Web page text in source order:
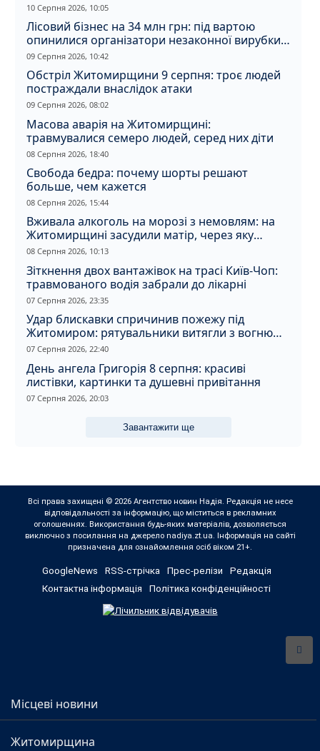
10 Серпня 2026, 10:05
Лісовий бізнес на 34 млн грн: під вартою
опинилися організатори незаконної вирубки
на Житомирщині
09 Серпня 2026, 10:42
Обстріл Житомирщини 9 серпня: троє людей
постраждали внаслідок атаки
09 Серпня 2026, 08:02
Масова аварія на Житомирщині:
травмувалися семеро людей, серед них діти
08 Серпня 2026, 18:40
Свобода бедра: почему шорты решают
больше, чем кажется
08 Серпня 2026, 15:44
Вживала алкоголь на морозі з немовлям: на
Житомирщині засудили матір, через яку
дитина отримала обмороження
08 Серпня 2026, 10:13
Зіткнення двох вантажівок на трасі Київ-Чоп:
травмованого водія забрали до лікарні
07 Серпня 2026, 23:35
Удар блискавки спричинив пожежу під
Житомиром: рятувальники витягли з вогню
кота
07 Серпня 2026, 22:40
День ангела Григорія 8 серпня: красиві
листівки, картинки та душевні привітання
07 Серпня 2026, 20:03
Завантажити ще
Всі права захищені © 2026 Агентство новин Надія. Редакція не несе
відповідальності за інформацію, що міститься в рекламних
оголошеннях. Використання будь-яких матеріалів, дозволяється
виключно з посилання на джерело nadiya.zt.ua. Інформація на сайті
призначена для ознайомлення осіб віком 21+.
GoogleNews RSS-стрічка Прес-релізи
Редакція
Контактна інформація
Політика конфіденційності
Місцеві новини
Житомирщина